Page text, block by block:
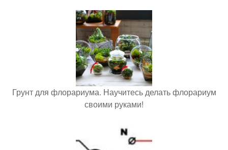
Грунт для флорариума. Научитесь делать флорариум
своими руками!